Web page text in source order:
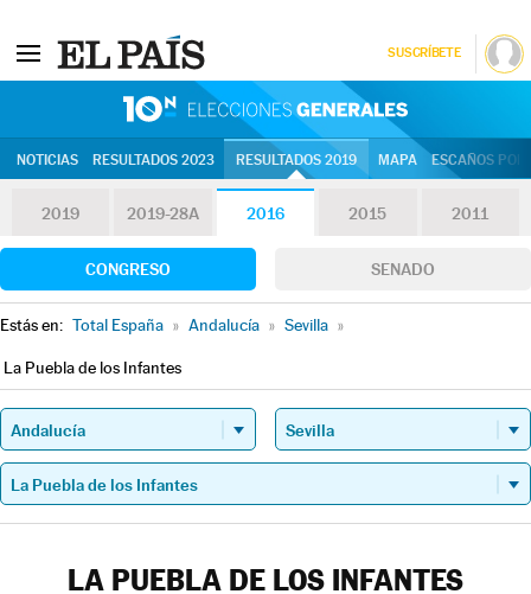
SUSCRÍBETE
NOTICIAS RESULTADOS 2023 RESULTADOS 2019 MAPA ESCAÑOS
2019 2019-28A 2016 2015 2011
CONGRESO SENADO
Estás en: Total España » Andalucía » Sevilla »
La Puebla de los Infantes
LA PUEBLA DE LOS INFANTES